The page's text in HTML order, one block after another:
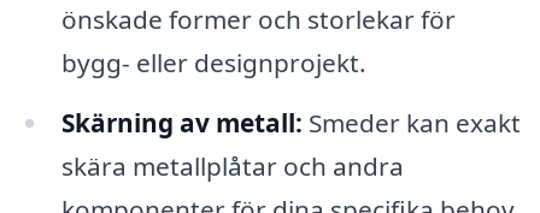
önskade former och storlekar för
bygg- eller designprojekt.
Skärning av metall: Smeder kan exakt
skära metallplåtar och andra